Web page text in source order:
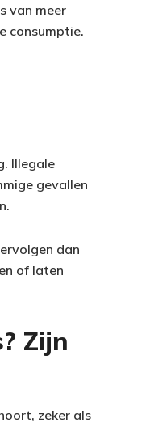
van meer
consumptie.
Illegale
gevallen
dan
of laten
Zijn
zeker als